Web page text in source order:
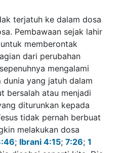
yang diturunkan kepada
tidak pernah berbuat dosa,
dosa (Matius 3:15
7:26;1 Petrus 1:19).
kita, Dia dengan sempurna
mati, sebagai perantara
keselamatan kita
(1 Timotius 2:5;Ibrani 5:5-
alat mulia yang